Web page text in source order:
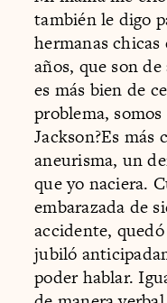
también le digo
hermanas
años, que son
es más bien de
problema, somos
Jackson?Es
aneurisma, un
que yo naciera.
embarazada de
accidente,
jubiló
poder hablar.